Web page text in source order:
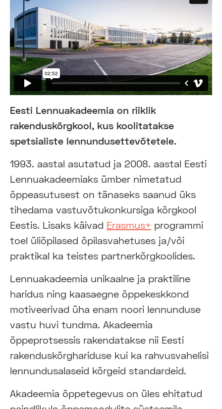
Eesti Lennuakadeemia on riiklik
rakenduskõrgkool, kus koolitatakse
spetsialiste lennundusettevõtetele.
1993. aastal asutatud ja 2008. aastal Eesti
Lennuakadeemiaks ümber nimetatud
õppeasutusest on tänaseks saanud üks
tihedama vastuvõtukonkursiga kõrgkool
Eestis. Lisaks käivad Erasmus+ programmi
toel üliõpilased õpilasvahetuses ja/või
praktikal ka teistes partnerkõrgkoolides.
Lennuakadeemia unikaalne ja praktiline
haridus ning kaasaegne õppekeskkond
motiveerivad üha enam noori lennunduse
vastu huvi tundma. Akadeemia
õppeprotsessis rakendatakse nii Eesti
rakenduskõrghariduse kui ka rahvusvahelisi
lennundusalaseid kõrgeid standardeid.
Akadeemia õppetegevus on üles ehitatud